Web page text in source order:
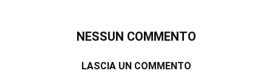
NESSUN COMMENTO
LASCIA UN COMMENTO